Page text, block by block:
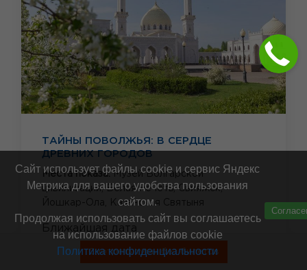
ТАЙНЫ ПОВОЛЖЬЯ: В СЕРДЦЕ
ДРЕВНИХ ГОРОДОВ
Места показа:Музей Болгарской
цивилизации,Белая мечеть,Свияжск,
Йошкар-Ола,
Казанская Святыня
Ближайшая дата
14 августа 2026
Смотреть туры без билетов
Сайт использует файлы cookie и сервис Яндекс
Метрика для вашего удобства пользования
сайтом.
Продолжая использовать сайт вы соглашаетесь
на использование файлов cookie
Политика конфиденциальности